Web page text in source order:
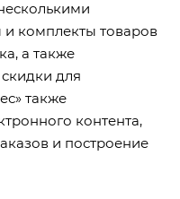
и комплекты товаров
а также
для
также
контента,
и построение